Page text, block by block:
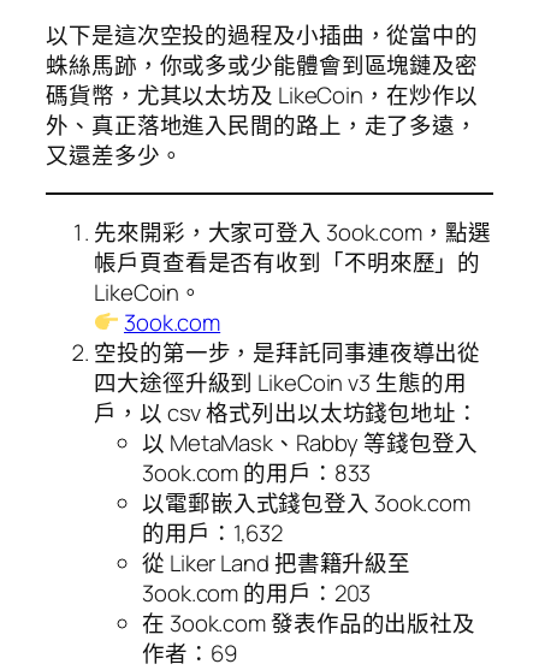
以下是這次空投的過程及小插曲，從當中的
蛛絲馬跡，你或多或少能體會到區塊鏈及密
碼貨幣，尤其以太坊及 LikeCoin，在炒作以
外、真正落地進入民間的路上，走了多遠，
又還差多少。
先來開彩，大家可登入 3ook.com，點選
帳戶頁查看是否有收到「不明來歷」的
LikeCoin。
3ook.com
空投的第一步，是拜託同事連夜導出從
四大途徑升級到 LikeCoin v3 生態的用
戶，以 csv 格式列出以太坊錢包地址：
以 MetaMask、Rabby 等錢包登入
3ook.com 的用戶：833
以電郵嵌入式錢包登入 3ook.com
的用戶：1,632
從 Liker Land 把書籍升級至
3ook.com 的用戶：203
在 3ook.com 發表作品的出版社及
作者：69